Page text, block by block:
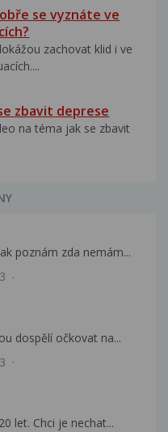
se vyznáte ve
zachovat klid i ve
se zbavit deprese
na téma jak se zbavit
poznám zda nemám...
dospělí očkovat na...
let. Chci je nechat...